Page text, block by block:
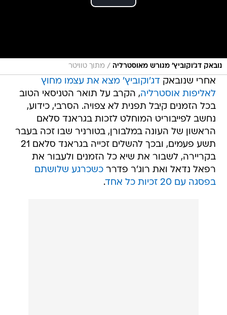
נובאק דג'וקוביץ' מגורש מאוסטרליה / מתוך טוויטר
אחרי שנובאק דג'וקוביץ' מצא את עצמו מחוץ
לאליפות אוסטרליה, הקרב על תואר הטניסאי הטוב
בכל הזמנים קיבל תפנית לא צפויה. הסרבי, כידוע,
נחשב לפייבוריט המוחלט לזכות בגראנד סלאם
הראשון של העונה במלבורן, בטורניר שבו זכה בעבר
תשע פעמים, ובכך להשלים זכייה בגראנד סלאם 21
בקריירה, לשבור את שיא כל הזמנים ולעבור את
רפאל נדאל ואת רוג'ר פדררכשכרגע שלושתם
בפסגה עם 20 זכיות כל אחד
.